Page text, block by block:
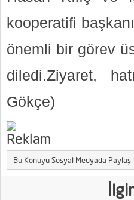
kooperatifi
önemli bir görev
diledi.Ziyaret,
Gökçe)
Bu Konuyu Sosyal Medyada Paylaş